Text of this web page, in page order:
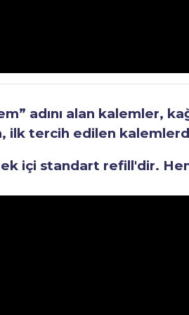
adını alan kalemler,
ilk tercih edilen
içi standart refill'dir.